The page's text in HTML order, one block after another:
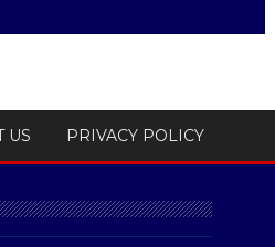
US PRIVACY POLICY